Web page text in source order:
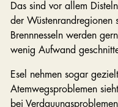
Das sind vor allem
der Wüstenrandregionen
Brennnesseln werden
wenig Aufwand
Esel nehmen sogar
Atemwegsproblemen
bei